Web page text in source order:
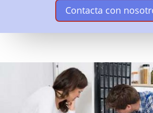
Contacta con